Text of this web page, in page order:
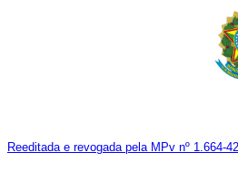
Reeditada e revogada pela MPv nº 1.664-42